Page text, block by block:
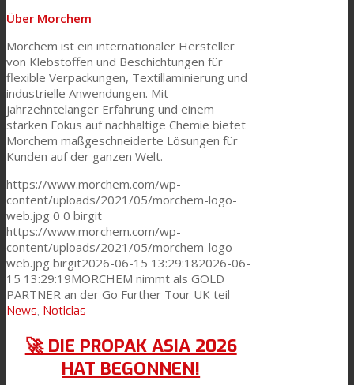
Über Morchem
Morchem ist ein internationaler Hersteller
von Klebstoffen und Beschichtungen für
flexible Verpackungen, Textillaminierung und
industrielle Anwendungen. Mit
jahrzehntelanger Erfahrung und einem
starken Fokus auf nachhaltige Chemie bietet
Morchem maßgeschneiderte Lösungen für
Kunden auf der ganzen Welt.
https://www.morchem.com/wp-
content/uploads/2021/05/morchem-logo-
web.jpg 0 0 birgit
https://www.morchem.com/wp-
content/uploads/2021/05/morchem-logo-
web.jpg birgit2026-06-15 13:29:182026-06-
15 13:29:19MORCHEM nimmt als GOLD
PARTNER an der Go Further Tour UK teil
News, Noticias
🚀 DIE PROPAK ASIA 2026
HAT BEGONNEN!